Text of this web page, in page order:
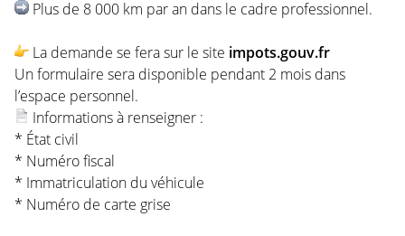
Plus de 8 000 km par an dans le cadre professionnel.
La demande se fera sur le site impots.gouv.fr
Un formulaire sera disponible pendant 2 mois dans
l’espace personnel.
Informations à renseigner :
* État civil
* Numéro fiscal
* Immatriculation du véhicule
* Numéro de carte grise